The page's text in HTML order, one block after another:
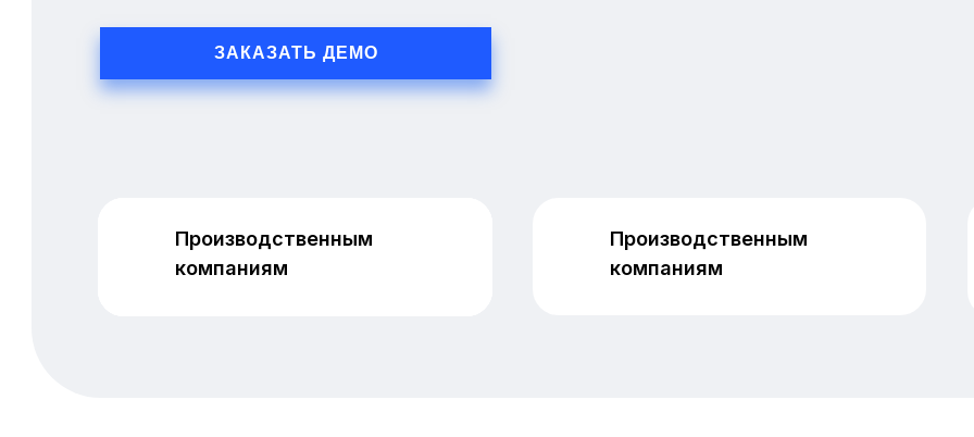
ЗАКАЗАТЬ ДЕМО
Дистрибьюторам
и оптовым продавцам
Производственным
компаниям
Производственным
компаниям
Производственным
компаниям